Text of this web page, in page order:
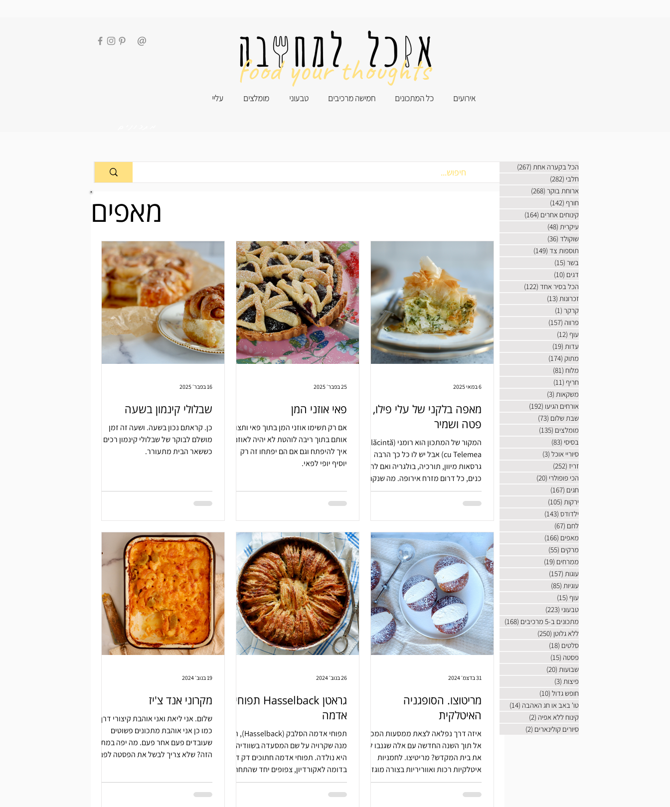
עליי מומלצים טבעוני חמישה מרכיבים כל המתכונים אירועים
food your thoughts
מאפים
מאפה בלקני של עלי פילו,
פטה ושמיר
המקור של המתכון הוא רומני (Plăcintă
cu Telemea) אבל יש לו כל כך הרבה
גרסאות מיוון, תורכיה, בולגריה ואם להיות
כנים, כל דרום מזרח אירופה. מה שנקרא
חבל הבלקן. הוא פשוט, לא מתחכם וכאן
יופיו.
6 במאי 2025
פאי אוזני המן
אם רק תשימו אוזני המן בתוך פאי ותצופפו
אותם בתוך ריבה לוהטת לא יהיה לאוזניים
איך להיפתח וגם אם הם יפתחו זה רק
יוסיף יופי לפאי.
25 בפבר׳ 2025
שבלולי קינמון בשעה
כן. קראתם נכון בשעה. ושעה זה זמן
מושלם לבוקר של שבלולי קינמון רכים
כששאר הבית מתעורר.
16 בפבר׳ 2025
מריטוצו. הסופגניה
האיטלקית
איזה דרך נפלאה לצאת ממסעות המכבים
אל תוך השנה החדשה עם אלה שגנבו לנו
את בית המקדש? מריטיצו. לחמניות
איטלקיות רכות ואווריריות בצורה מוגזמת
עם
31 בדצמ׳ 2024
גראטן Hasselback תפוחי
אדמה
תפוחי אדמה הסלבק (Hasselback), היא
מנה שקרויה על שם המסעדה בשוודיה בה
היא נולדה. תפוחי אדמה חתוכים דק דק
בדומה לאקורדיון, צפופים יחד שהתחתית
26 בנוב׳ 2024
מקרוני אנד צ'יז
שלום. אני ליאת ואני אוהבת קיצורי דרך.
כמו כן אני אוהבת מתכונים פשוטים
שעובדים פעם אחר פעם. מה יפה במתכון
הזה? שלא צריך לבשל את הפסטה לפני. ש
19 בנוב׳ 2024
הכל בקערה אחת (267)
חלבי (282)
ארוחת בוקר (268)
חורף (142)
קינוחים אחרים (164)
עיקרית (48)
שוקולד (36)
תוספות צד (149)
בשר (15)
דגים (10)
הכל בסיר אחד (122)
זכרונות (13)
קרקר (1)
פרווה (157)
עוף (12)
עדות (19)
מתוק (174)
מלוח (81)
חריף (11)
משקאות (3)
אורחים הגיעו (192)
שבת שלום (73)
מומלצים (135)
בסיסי (83)
סיוריי אוכל (3)
זריז (252)
הכי פופולרי (20)
חגים (167)
ירקות (105)
ילדודס (143)
לחם (67)
מאפים (166)
מרקים (55)
ממרחים (19)
עוגות (157)
עוגיות (85)
עוף (15)
טבעוני (223)
מתכונים ב-5 מרכיבים
(168)
ללא גלוטן (250)
סלטים (18)
פסטה (15)
שבועות (20)
פיצות (3)
חופש גדול (10)
טו' באב או חג האהבה (14)
קינוח ללא אפיה (2)
סיורים קולינארים (2)